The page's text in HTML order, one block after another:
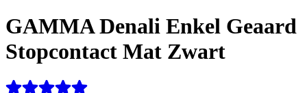
GAMMA Denali Enkel Geaard
Stopcontact Mat Zwart